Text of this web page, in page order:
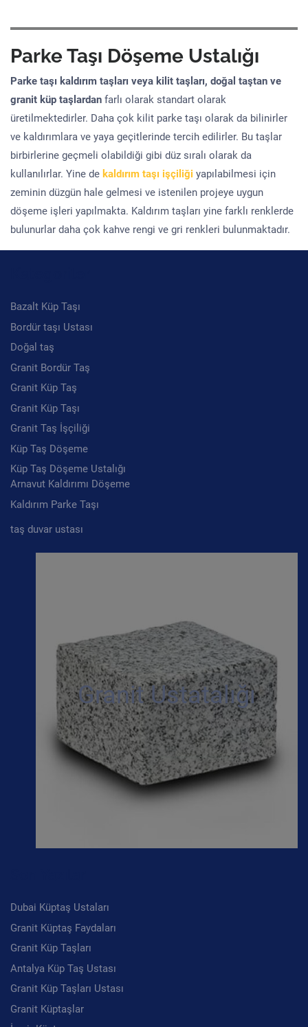
Parke Taşı Döşeme Ustalığı
Parke taşı kaldırım taşları veya kilit taşları, doğal taştan ve
granit küp taşlardan farlı olarak standart olarak
üretilmektedirler. Daha çok kilit parke taşı olarak da bilinirler
ve kaldırımlara ve yaya geçitlerinde tercih edilirler. Bu taşlar
birbirlerine geçmeli olabildiği gibi düz sıralı olarak da
kullanılırlar. Yine de kaldırım taşı işçiliği yapılabilmesi için
zeminin düzgün hale gelmesi ve istenilen projeye uygun
döşeme işleri yapılmakta. Kaldırım taşları yine farklı renklerde
bulunurlar daha çok kahve rengi ve gri renkleri bulunmaktadır.
Bazalt Küp Taşı
Bordür taşı Ustası
Doğal taş
Granit Bordür Taş
Granit Küp Taş
Granit Küp Taşı
Granit Taş İşçiliği
Küp Taş Döşeme
Küp Taş Döşeme Ustalığı
Arnavut Kaldırımı Döşeme
Kaldırım Parke Taşı
taş duvar ustası
Granit Ustatalığı
Dubai Küptaş Ustaları
Granit Küptaş Faydaları
Granit Küp Taşları
Antalya Küp Taş Ustası
Granit Küp Taşları Ustası
Granit Küptaşlar